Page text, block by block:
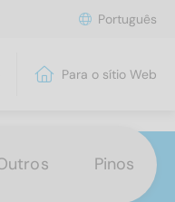
Português
Para o sítio Web
Pinos